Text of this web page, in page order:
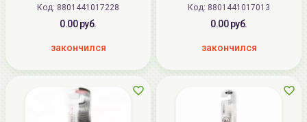
Код: 8801441017228
0.00 руб.
закончился
Код: 8801441017013
0.00 руб.
закончился